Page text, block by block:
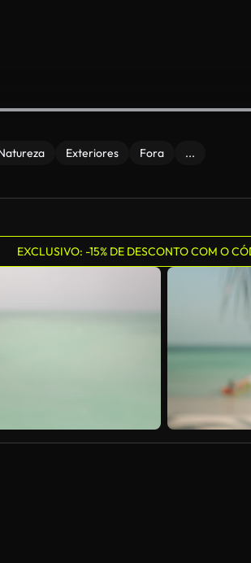
Exteriores Fora ...
EXCLUSIVO: -15% DE DESCONTO COM O